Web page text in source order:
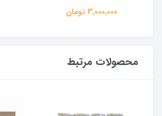
3,000,000 تومان
محصولات مرتبط